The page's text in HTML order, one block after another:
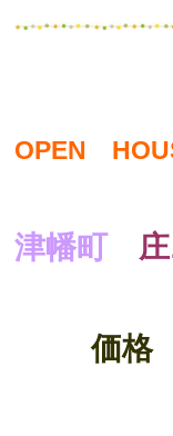
OPEN
津幡町
価格